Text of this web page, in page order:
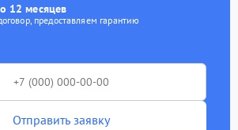
12 месяцев
предоставляем гарантию
Отправить заявку